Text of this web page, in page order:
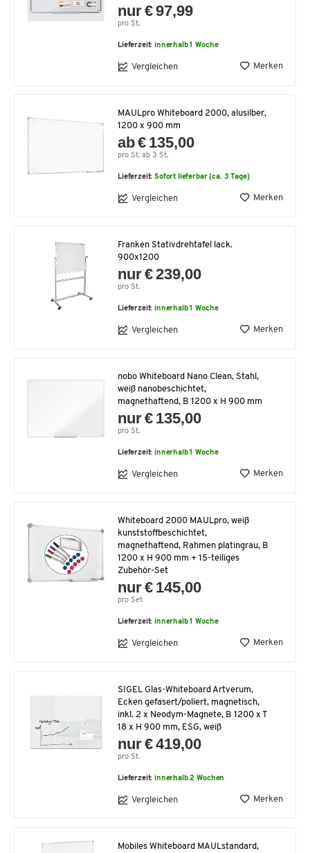
nur € 97,99
pro St.
Lieferzeit:innerhalb 1 Woche
Vergleichen Merken
MAULpro Whiteboard 2000, alusilber,
1200 x 900 mm
ab € 135,00
pro St. ab 3 St.
Lieferzeit:Sofort lieferbar (ca. 3 Tage)
Vergleichen Merken
Franken Stativdrehtafel lack.
900x1200
nur € 239,00
pro St.
Lieferzeit:innerhalb 1 Woche
Vergleichen Merken
nobo Whiteboard Nano Clean, Stahl,
weiß nanobeschichtet,
magnethaftend, B 1200 x H 900 mm
nur € 135,00
pro St.
Lieferzeit:innerhalb 1 Woche
Vergleichen Merken
Whiteboard 2000 MAULpro, weiß
kunststoffbeschichtet,
magnethaftend, Rahmen platingrau, B
1200 x H 900 mm + 15-teiliges
Zubehör-Set
nur € 145,00
pro Set
Lieferzeit:innerhalb 1 Woche
Vergleichen Merken
SIGEL Glas-Whiteboard Artverum,
Ecken gefasert/poliert, magnetisch,
inkl. 2 x Neodym-Magnete, B 1200 x T
18 x H 900 mm, ESG, weiß
nur € 419,00
pro St.
Lieferzeit:innerhalb 2 Wochen
Vergleichen Merken
Mobiles Whiteboard MAULstandard,